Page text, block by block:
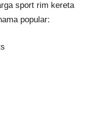
sport rim kereta
popular: